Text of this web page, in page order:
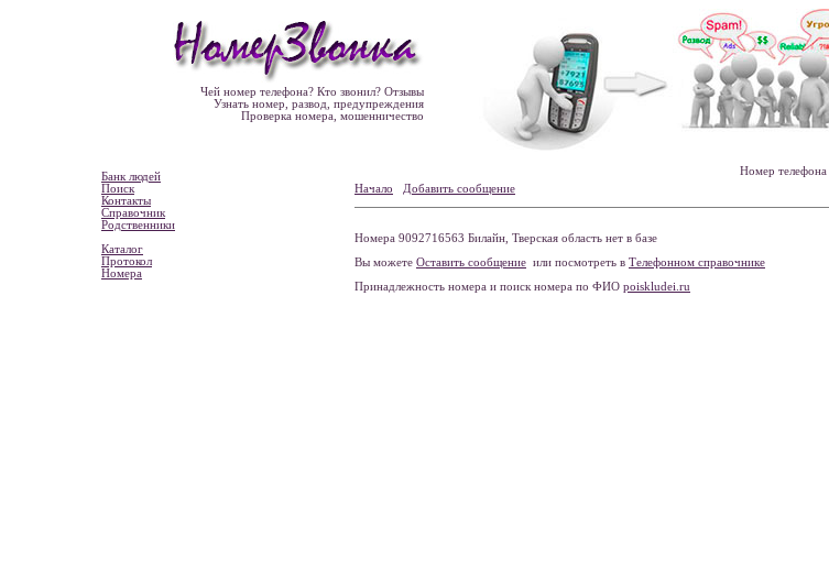
Чей номер телефона? Кто звонил? Отзывы
Узнать номер, развод, предупреждения
Проверка номера, мошенничество
Банк людей
Поиск
Контакты
Справочник
Родственники
Каталог
Протокол
Номера
Номер телефона
Начало
Добавить сообщение
Номера 9092716563 Билайн, Тверская область нет в базе
Вы можете Оставить сообщение или посмотреть в Телефонном справочнике
Принадлежность номера и поиск номера по ФИО poiskludei.ru